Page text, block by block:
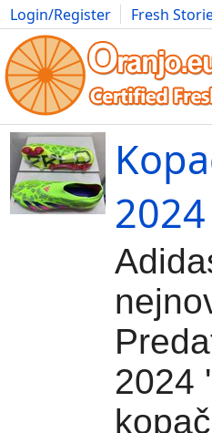
Login/Register Fresh
Movies Anime Music Art
2024